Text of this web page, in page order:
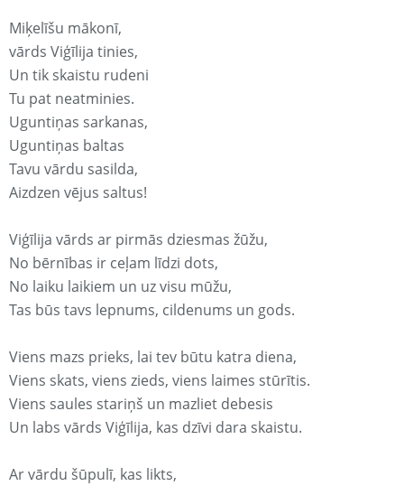
Miķelīšu mākonī,
vārds Viģīlija tinies,
Un tik skaistu rudeni
Tu pat neatminies.
Uguntiņas sarkanas,
Uguntiņas baltas
Tavu vārdu sasilda,
Aizdzen vējus saltus!
Viģīlija vārds ar pirmās dziesmas žūžu,
No bērnības ir ceļam līdzi dots,
No laiku laikiem un uz visu mūžu,
Tas būs tavs lepnums, cildenums un gods.
Viens mazs prieks, lai tev būtu katra diena,
Viens skats, viens zieds, viens laimes stūrītis.
Viens saules stariņš un mazliet debesis
Un labs vārds Viģīlija, kas dzīvi dara skaistu.
Ar vārdu šūpulī, kas likts,